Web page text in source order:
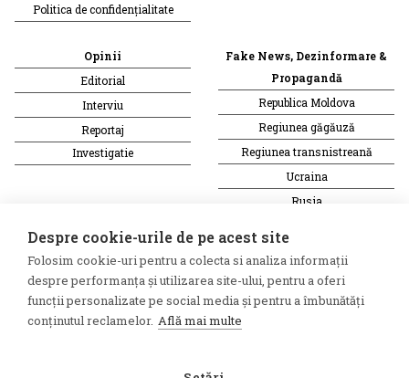
Politica de confidențialitate
Opinii
Editorial
Interviu
Reportaj
Investigatie
Fake News, Dezinformare &
Propagandă
Republica Moldova
Regiunea găgăuză
Regiunea transnistreană
Ucraina
Rusia
Presa rusă independentă
Presa rusa pro-Kremlin
Presa din regiunea găgăuză
Presa din regiunea
Reportaj video
Interviu video
Despre cookie-urile de pe acest site
Folosim cookie-uri pentru a colecta si analiza informații
despre performanța și utilizarea site-ului, pentru a oferi
funcții personalizate pe social media și pentru a îmbunătăți
conținutul reclamelor. Află mai multe